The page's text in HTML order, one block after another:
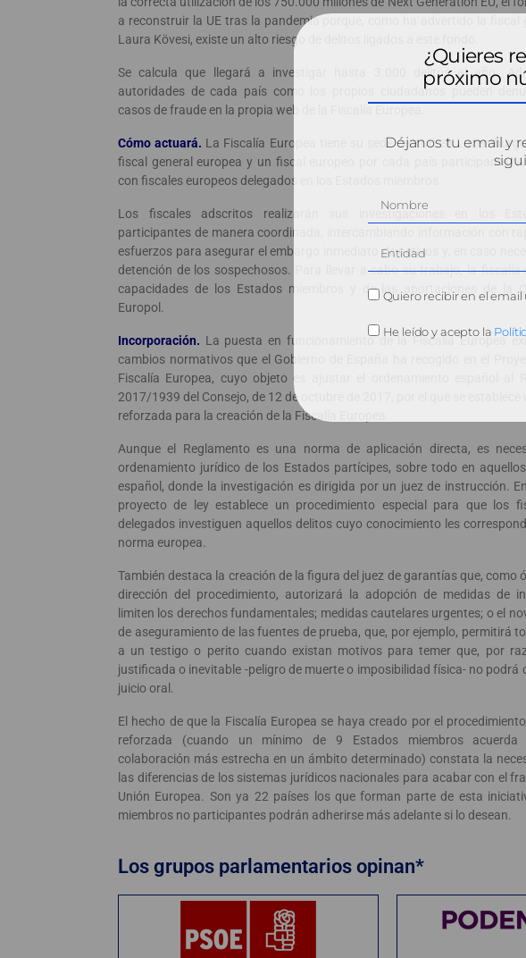
a reconstruir la UE tras la pandemia porque, como ha advertido la fiscal
Laura Kövesi, existe un alto riesgo de delitos ligados a este fondo.
Se calcula que llegará a investigar hasta 3.000 delitos al año.
autoridades de cada país como los propios ciudadanos pueden
casos de fraude en la propia web de la Fiscalía Europea.
Cómo actuará. La Fiscalía Europea tiene su sede central en
fiscal general europea y un fiscal europeo por cada país participante.
con fiscales europeos delegados en los Estados miembros.
Los fiscales adscritos realizarán sus investigaciones en los
participantes de manera coordinada, intercambiando información con
esfuerzos para asegurar el embargo inmediato de activos y, en caso
detención de los sospechosos. Para llevar a cabo su trabajo, la fiscalía
capacidades de los Estados miembros y de las aportaciones de la
Europol.
Incorporación. La puesta en funcionamiento de la Fiscalía Europea
cambios normativos que el Gobierno de España ha recogido en el
Fiscalía Europea, cuyo objeto es ajustar el ordenamiento español al
2017/1939 del Consejo, de 12 de octubre de 2017, por el que se
reforzada para la creación de la Fiscalía Europea.
Aunque el Reglamento es una norma de aplicación directa, es
ordenamiento jurídico de los Estados partícipes, sobre todo en
español, donde la investigación es dirigida por un juez de instrucción.
proyecto de ley establece un procedimiento especial para que los
delegados investiguen aquellos delitos cuyo conocimiento les
norma europea.
También destaca la creación de la figura del juez de garantías que, como
dirección del procedimiento, autorizará la adopción de medidas de
limiten los derechos fundamentales; medidas cautelares urgentes; o el
de aseguramiento de las fuentes de prueba, que, por ejemplo, permitirá
a un testigo o perito cuando existan motivos para temer que, por
justificada o inevitable -peligro de muerte o imposibilidad física- no podrá
juicio oral.
El hecho de que la Fiscalía Europea se haya creado por el
reforzada (cuando un mínimo de 9 Estados miembros acuerda
colaboración más estrecha en un ámbito determinado) constata la
las diferencias de los sistemas jurídicos nacionales para acabar con el
Unión Europea. Son ya 22 países los que forman parte de esta
miembros no participantes podrán adherirse más adelante si lo desean.
Los grupos parlamentarios opinan*
¿Quieres
próximo
Déjanos tu email y
Quiero recibir en el
He leído y acepto la